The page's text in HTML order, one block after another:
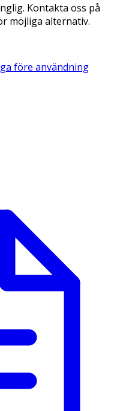
Kontakta oss på
möjliga alternativ.
före användning